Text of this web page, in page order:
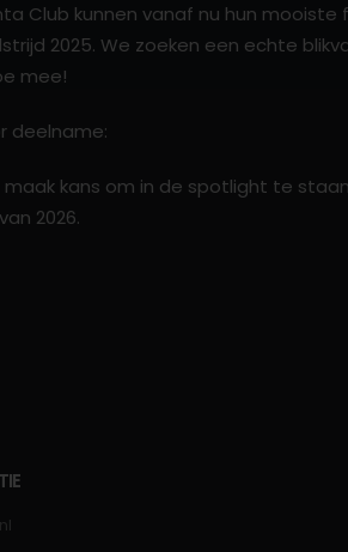
Club kunnen vanaf nu hun mooiste
2025. We zoeken een echte
mee!
deelname:
maak kans om in de spotlight te
2026.